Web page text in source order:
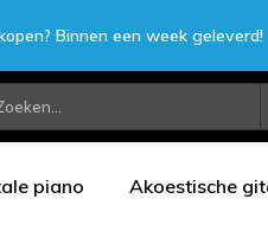
Binnen een week geleverd!
piano Akoestische